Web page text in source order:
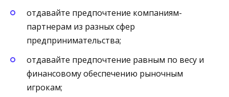
отдавайте предпочтение компаниям-
партнерам из разных сфер
предпринимательства;
отдавайте предпочтение равным по весу и
финансовому обеспечению рыночным
игрокам;